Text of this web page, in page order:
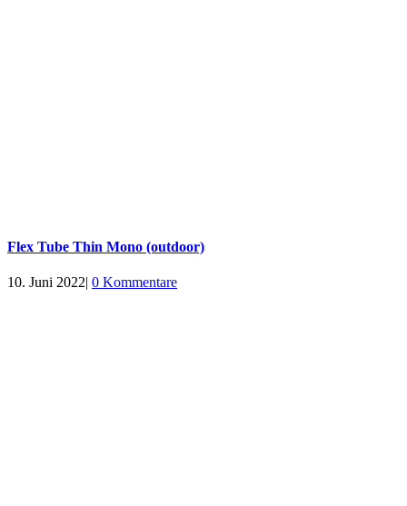
Flex Tube Thin Mono (outdoor)
10. Juni 2022| 0 Kommentare